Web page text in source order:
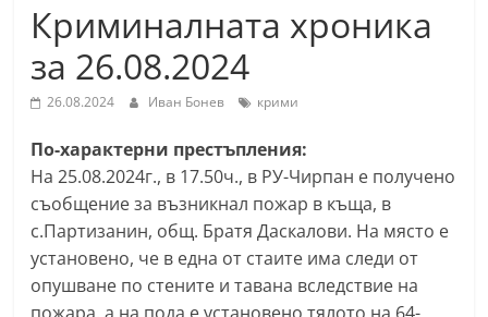
ъ
к
и
б
л
а
с
т
Криминалната хроника
за 26.08.2024
26.08.2024 Иван Бонев крими
По-характерни престъпления:
На 25.08.2024г., в 17.50ч., в РУ-Чирпан е получено
съобщение за възникнал пожар в къща, в
с.Партизанин, общ. Братя Даскалови. На място е
установено, че в една от стаите има следи от
опушване по стените и тавана вследствие на